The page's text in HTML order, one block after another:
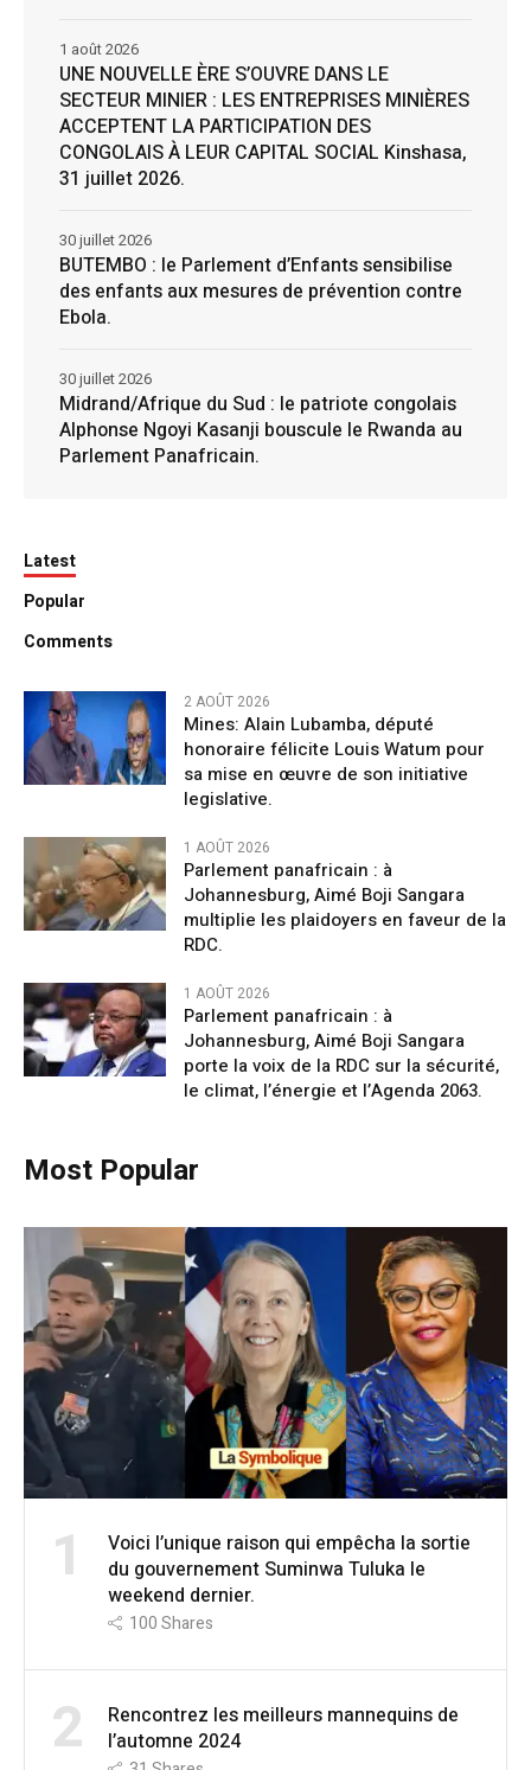
UNE NOUVELLE ÈRE S’OUVRE DANS LE
SECTEUR MINIER : LES ENTREPRISES MINIÈRES
ACCEPTENT LA PARTICIPATION DES
CONGOLAIS À LEUR CAPITAL SOCIAL Kinshasa,
31 juillet 2026.
1 août 2026
BUTEMBO : le Parlement d’Enfants sensibilise
des enfants aux mesures de prévention contre
Ebola.
30 juillet 2026
Midrand/Afrique du Sud : le patriote congolais
Alphonse Ngoyi Kasanji bouscule le Rwanda au
Parlement Panafricain.
30 juillet 2026
Latest
Popular
Comments
2 AOÛT 2026
Mines: Alain Lubamba, député
honoraire félicite Louis Watum pour
sa mise en œuvre de son initiative
legislative.
1 AOÛT 2026
Parlement panafricain : à
Johannesburg, Aimé Boji Sangara
multiplie les plaidoyers en faveur de la
RDC.
1 AOÛT 2026
Parlement panafricain : à
Johannesburg, Aimé Boji Sangara
porte la voix de la RDC sur la sécurité,
le climat, l’énergie et l’Agenda 2063.
Most Popular
1
Voici l’unique raison qui empêcha la sortie
du gouvernement Suminwa Tuluka le
weekend dernier.
100Shares
2
Rencontrez les meilleurs mannequins de
l’automne 2024